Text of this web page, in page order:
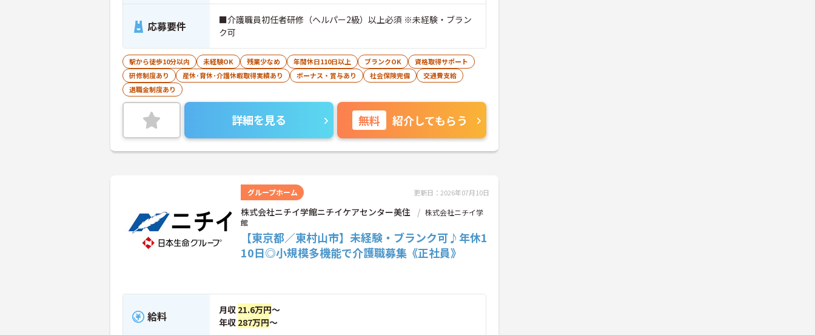
応募要件
■介護職員初任者研修（ヘルパー2級）以上必須 ※未経験・ブラン
ク可
駅から徒歩10分以内 未経験OK 残業少なめ 年間休日110日以上 ブランクOK
資格取得サポート
研修制度あり
産休･育休･介護休暇取得実績あり ボーナス・賞与あり 社会保険完備
交通費支給
退職金制度あり
詳細を見る 無料 紹介してもらう
グループホーム 更新日：2026年07月10日
株式会社ニチイ学館ニチイケアセンター美住
株式会社ニチイ学
館
【東京都／東村山市】未経験・ブランク可♪年休1
10日◎小規模多機能で介護職募集《正社員》
給料 月収 21.6万円～
年収 287万円～